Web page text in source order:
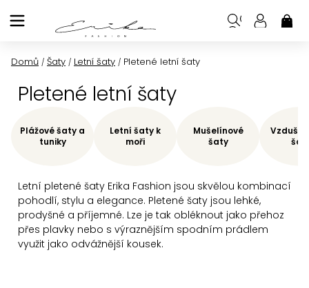
na
Domů / Šaty / Letní šaty / Pletené letní šaty
Pletené letní šaty
Letní pletené šaty Erika Fashion jsou skvělou kombinací
pohodlí, stylu a elegance. Pletené šaty jsou lehké,
prodyšné a příjemné. Lze je tak obléknout jako přehoz
přes plavky nebo s výraznějším spodním prádlem
využit jako odvážnější kousek.
Plážové šaty a
tuniky
Letní šaty k
moři
Mušelínové
šaty